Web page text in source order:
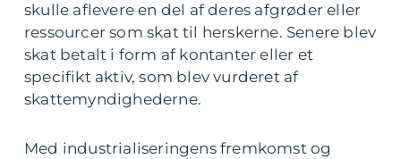
skulle aflevere en del af deres afgrøder eller
ressourcer som skat til herskerne. Senere blev
skat betalt i form af kontanter eller et
specifikt aktiv, som blev vurderet af
skattemyndighederne.
Med industrialiseringens fremkomst og